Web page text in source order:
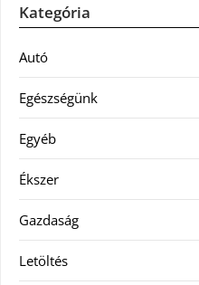
Kategória
Autó
Egészségünk
Egyéb
Ékszer
Gazdaság
Letöltés